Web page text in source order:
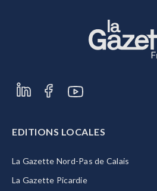
EDITIONS LOCALES
La Gazette Nord-Pas de Calais
La Gazette Picardie